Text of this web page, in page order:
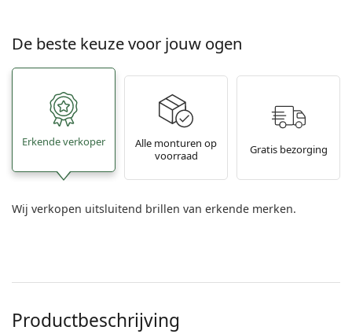
De beste keuze voor jouw ogen
Erkende verkoper
Alle monturen op
voorraad
Gratis bezorging
Wij verkopen uitsluitend brillen van erkende merken.
Productbeschrijving